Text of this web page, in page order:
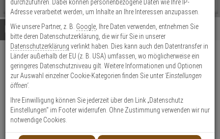
durchsuchen
Bitte
geben
Sie
mindestens
Zeichen
ein,
um
Suche
Es
wurde
noch
Kategorien
Suche
gestartet
Details Beratung
Raytec Diffusor Linse 120H x
50V für Vario i2
Produktmerkmale
Datenblatt drucken
durchzuführen. Dabei können personenbezogene Daten wie Ihre IP-
Adresse verarbeitet werden, um Inhalte an Ihre Interessen anzupassen.
Wie unsere Partner, z. B. Google , Ihre Daten verwenden, entnehmen Sie
bitte deren Datenschutzerklärung, die wir für Sie in unserer
Datenschutzerklärung verlinkt haben. Dies kann auch den Datentransfer in
Länder außerhalb der EU (z. B. USA) umfassen, wo möglicherweise ein
geringeres Datenschutzniveau gilt. Weitere Informationen und Optionen
zur Auswahl einzelner Cookie-Kategorien finden Sie unter 'Einstellungen
öffnen'.
Ihre Einwilligung können Sie jederzeit über den Link „Datenschutz
Einstellungen“ im Footer widerrufen. Ohne Zustimmung verwenden wir nur
notwendige Cookies.